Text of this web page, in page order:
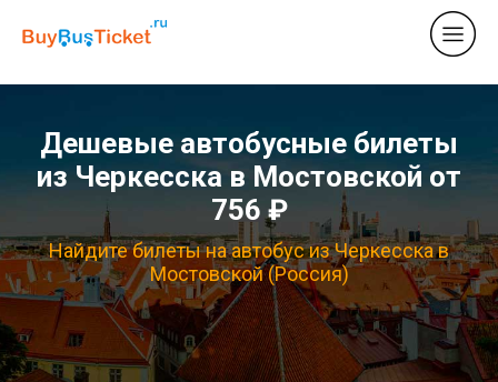
Дешевые автобусные билеты
из Черкесска в Мостовской от
756 ₽
Найдите билеты на автобус из Черкесска в
Мостовской (Россия)